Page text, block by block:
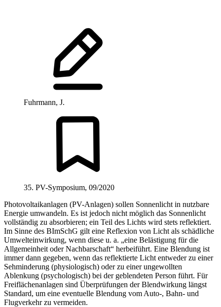
Fuhrmann, J.
35. PV-Symposium, 09/2020
Photovoltaikanlagen (PV-Anlagen) sollen Sonnenlicht in nutzbare
Energie umwandeln. Es ist jedoch nicht möglich das Sonnenlicht
vollständig zu absorbieren; ein Teil des Lichts wird stets reflektiert.
Im Sinne des BImSchG gilt eine Reflexion von Licht als schädliche
Umwelteinwirkung, wenn diese u. a. „eine Belästigung für die
Allgemeinheit oder Nachbarschaft“ herbeiführt. Eine Blendung ist
immer dann gegeben, wenn das reflektierte Licht entweder zu einer
Sehminderung (physiologisch) oder zu einer ungewollten
Ablenkung (psychologisch) bei der geblendeten Person führt. Für
Freiflächenanlagen sind Überprüfungen der Blendwirkung längst
Standard, um eine eventuelle Blendung vom Auto-, Bahn- und
Flugverkehr zu vermeiden.